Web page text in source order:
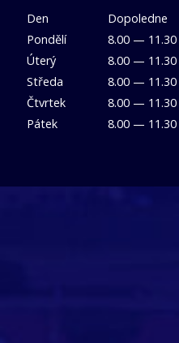
Den Dopoledne
Pondělí
8.00 — 11.30
Úterý
8.00 — 11.30
Středa
8.00 — 11.30
Čtvrtek
8.00 — 11.30
Pátek
8.00 — 11.30